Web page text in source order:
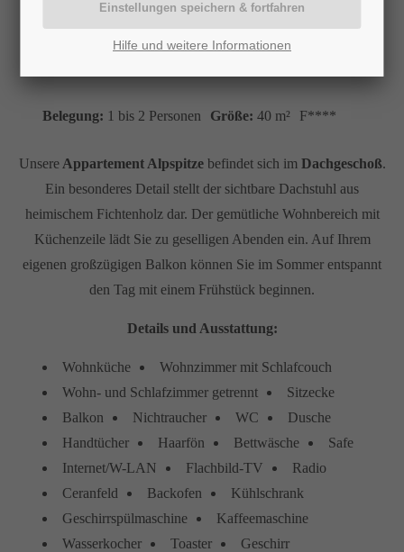
Belegung: 1 bis 2 Personen Größe: 40 m² F****
UnsereAppartement Alpspitzebefindet sich im Dachgeschoß.
Ein besonderes Detail stellt der sichtbare Dachstuhl aus
heimischem Fichtenholz dar. Der gemütliche Wohnbereich mit
Küchenzeile lädt Sie zu geselligen Abenden ein. Auf Ihrem
eigenen großzügigen Balkon können Sie im Sommer entspannt
den Tag mit einem Frühstück beginnen.
Details und Ausstattung:
Wohnküche
Wohnzimmer mit Schlafcouch
Wohn- und Schlafzimmer getrennt
Sitzecke
Balkon
Nichtraucher WC
Dusche
Handtücher
Haarfön Bettwäsche
Safe
Internet/W-LAN
Flachbild-TV
Radio
Ceranfeld
Backofen
Kühlschrank
Geschirrspülmaschine
Kaffeemaschine
Wasserkocher
Toaster
Geschirr
Hilfe und weitere Informationen